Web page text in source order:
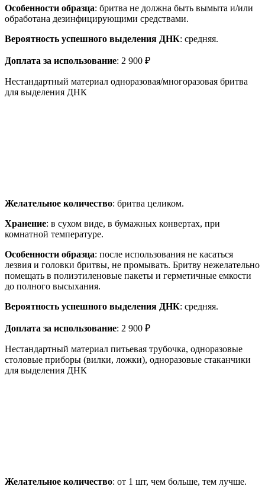
Особенности образца: бритва не должна быть вымыта и/или
обработана дезинфицирующими средствами.
Вероятность успешного выделения ДНК: средняя.
Доплата за использование: 2 900 ₽
Нестандартный материал одноразовая/многоразовая бритва
для выделения ДНК
Желательное количество: бритва целиком.
Хранение: в сухом виде, в бумажных конвертах, при
комнатной температуре.
Особенности образца: после использования не касаться
лезвия и головки бритвы, не промывать. Бритву нежелательно
помещать в полиэтиленовые пакеты и герметичные емкости
до полного высыхания.
Вероятность успешного выделения ДНК: средняя.
Доплата за использование: 2 900 ₽
Нестандартный материал питьевая трубочка, одноразовые
столовые приборы (вилки, ложки), одноразовые стаканчики
для выделения ДНК
Желательное количество: от 1 шт, чем больше, тем лучше.